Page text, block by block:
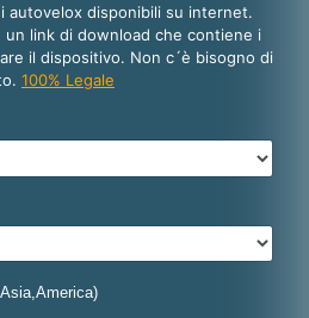
autovelox disponibili su internet.
un link di download che contiene i
il dispositivo. Non c´è bisogno di
100% Legale